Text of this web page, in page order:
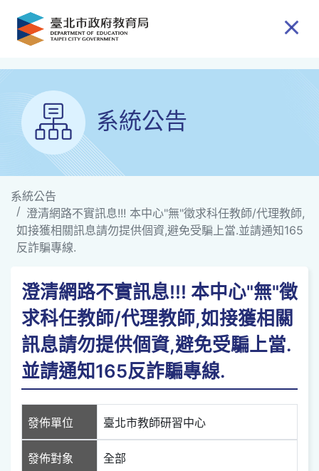
跳到主要內容
系統公告
系統公告
澄清網路不實訊息!!! 本中心"無"徵求科任教師/代理教師,
如接獲相關訊息請勿提供個資,避免受騙上當.並請通知165
反詐騙專線.
澄清網路不實訊息!!! 本中心"無"徵
求科任教師/代理教師,如接獲相關
訊息請勿提供個資,避免受騙上當.
並請通知165反詐騙專線.
發佈單位 臺北市教師研習中心
發佈對象 全部